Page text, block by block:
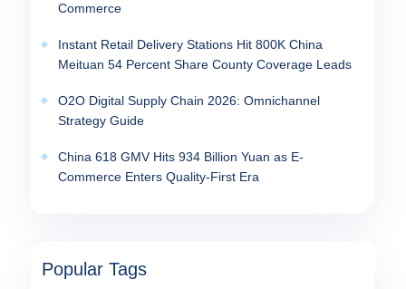
Commerce
Instant Retail Delivery Stations Hit 800K China
Meituan 54 Percent Share County Coverage Leads
O2O Digital Supply Chain 2026: Omnichannel
Strategy Guide
China 618 GMV Hits 934 Billion Yuan as E-
Commerce Enters Quality-First Era
Popular Tags